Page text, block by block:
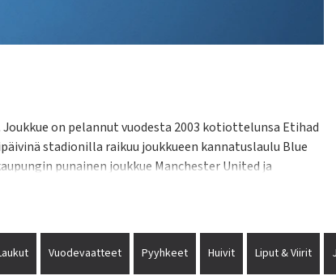
on pelannut vuodesta 2003 kotiottelunsa Etihad
stadionilla raikuu joukkueen kannatuslaulu Blue
punainen joukkue Manchester United ja
Vuodevaatteet Pyyhkeet Huivit Liput & Viirit